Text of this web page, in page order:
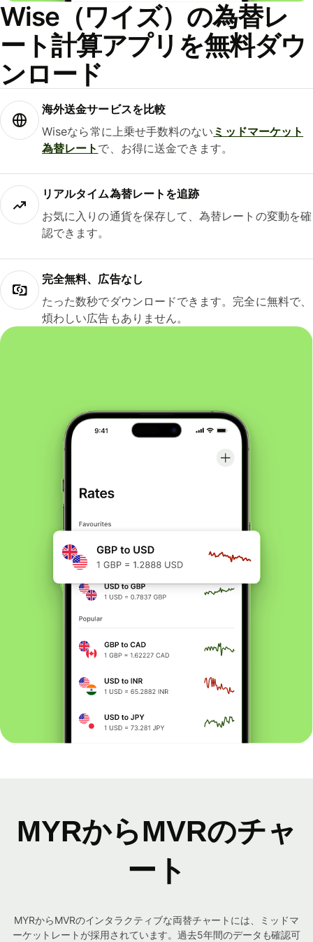
Wise（ワイズ）の為替レ
ート計算アプリを無料ダウ
ンロード
海外送金サービスを比較
Wiseなら常に上乗せ手数料のない ミッドマーケット
為替レート で、お得に送金できます。
リアルタイム為替レートを追跡
お気に入りの通貨を保存して、為替レートの変動を確
認できます。
完全無料、広告なし
たった数秒でダウンロードできます。完全に無料で、
煩わしい広告もありません。
MYRからMVRのチャ
ート
MYRからMVRのインタラクティブな両替チャートには、ミッドマ
ーケットレートが採用されています。過去5年間のデータも確認可